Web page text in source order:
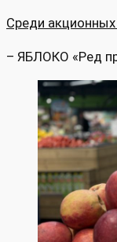
Среди акционных
– ЯБЛОКО «Ред